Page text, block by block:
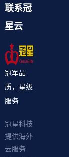
联系冠
星云
冠军品
质，星级
服务
冠星科技
提供海外
云服务